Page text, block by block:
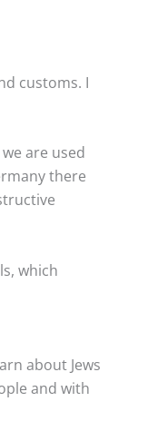
customs. I
are used
there
which
about Jews
and with